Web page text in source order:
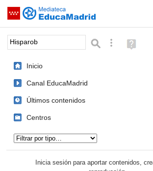
Saltar navegación
Palabra o frase: BúsquedaAyuda
(en
Inicio
Canal EducaMadrid
Últimos contenidos
Centros
Inicia sesión para aportar contenidos,